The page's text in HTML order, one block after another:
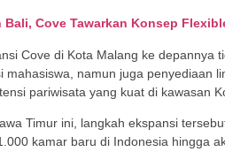
Bali, Cove Tawarkan Konsep
Cove di Kota Malang ke depannya
namun juga penyediaan
pariwisata yang kuat di kawasan
Timur ini, langkah ekspansi
kamar baru di Indonesia hingga